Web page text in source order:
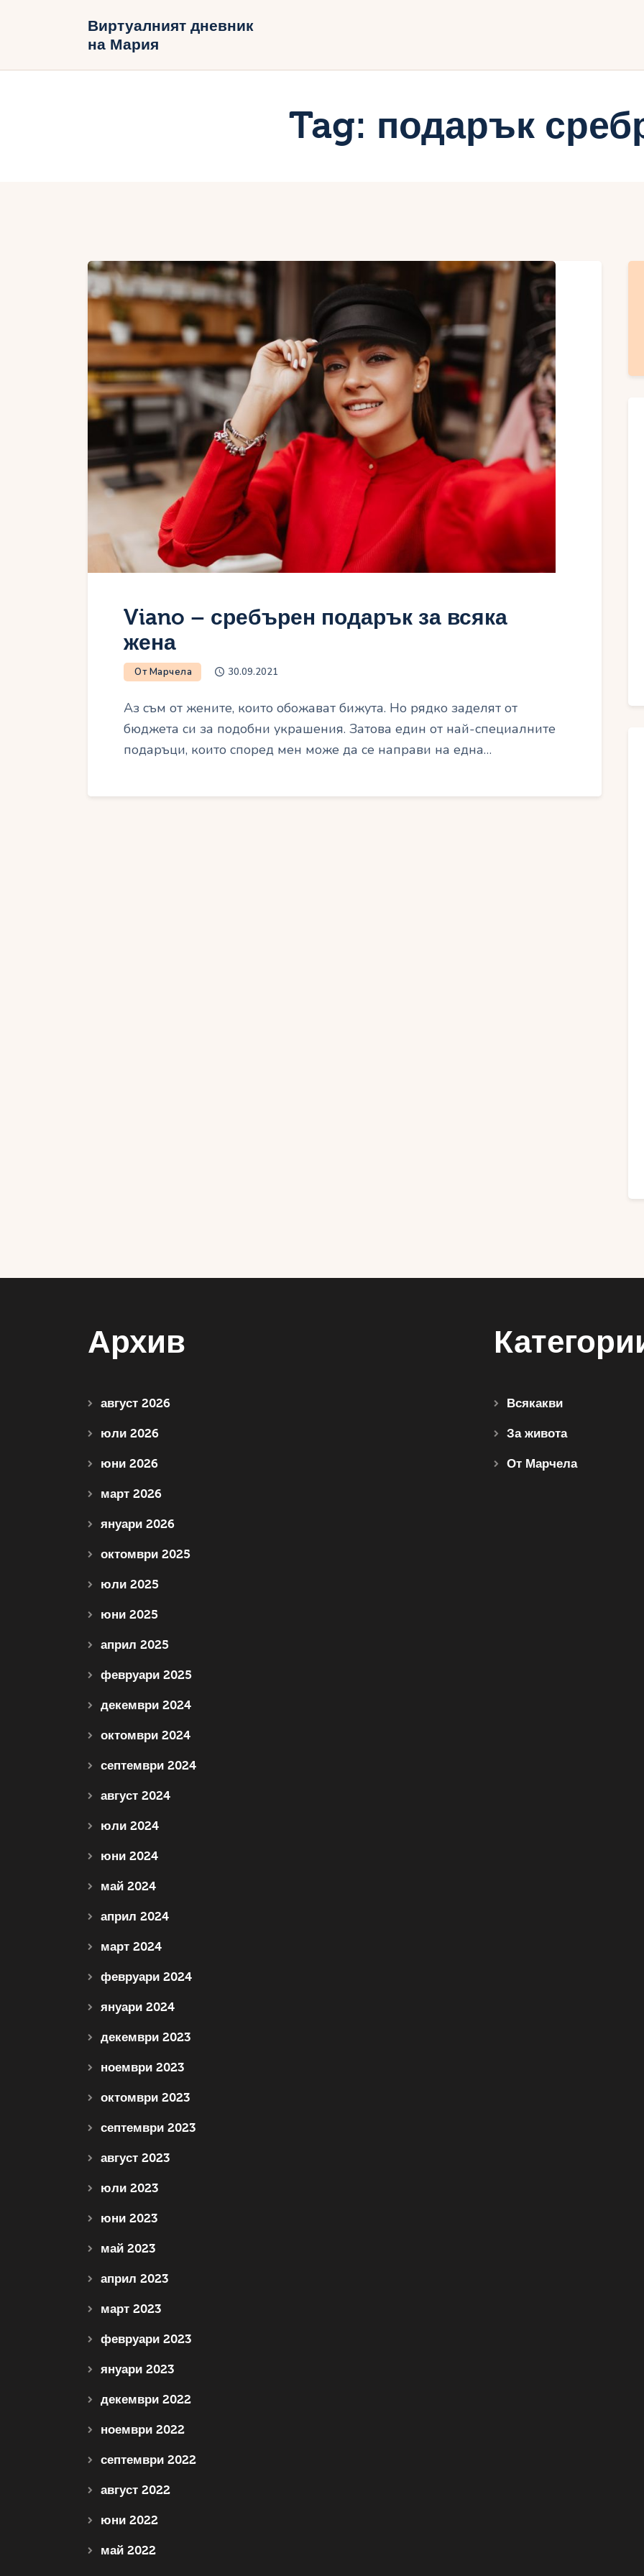
Виртуалният дневник
на Мария
Tag: подарък
Виртуалният дневник на
Viano – сребърен подарък за всяка
жена
От Марчела 30.09.2021
Аз съм от жените, които обожават бижута. Но рядко заделят от
бюджета си за подобни украшения. Затова един от най-специалните
подаръци, които според мен може да се направи на една…
Архив
август 2026
юли 2026
юни 2026
март 2026
януари 2026
октомври 2025
юли 2025
юни 2025
април 2025
февруари 2025
декември 2024
октомври 2024
септември 2024
август 2024
юли 2024
юни 2024
май 2024
април 2024
март 2024
февруари 2024
януари 2024
декември 2023
ноември 2023
октомври 2023
септември 2023
август 2023
юли 2023
юни 2023
май 2023
април 2023
март 2023
февруари 2023
януари 2023
декември 2022
ноември 2022
септември 2022
август 2022
юни 2022
май 2022
Всякакви
За живота
От Марчела